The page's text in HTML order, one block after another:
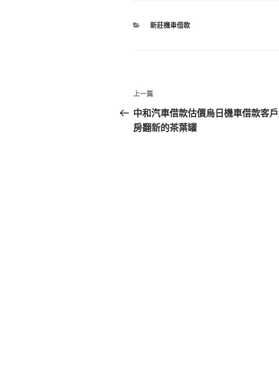
分
新莊機車借款
文
章
導
上
一
篇
上一篇
中和汽車借款估價烏日機車借款客
房翻新的茶葉罐